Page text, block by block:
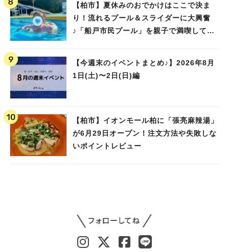
【柏市】夏休みのおでかけはここで決ま
り！流れるプール＆スライダーに大興奮
♪「船戸市民プール」を親子で満喫してき
【今週末のイベントまとめ♪】2026年8月
1日(土)〜2日(日)編
【柏市】イオンモール柏に「張亮麻辣湯」
が6月29日オープン！注文方法や失敗しな
いポイントレビュー